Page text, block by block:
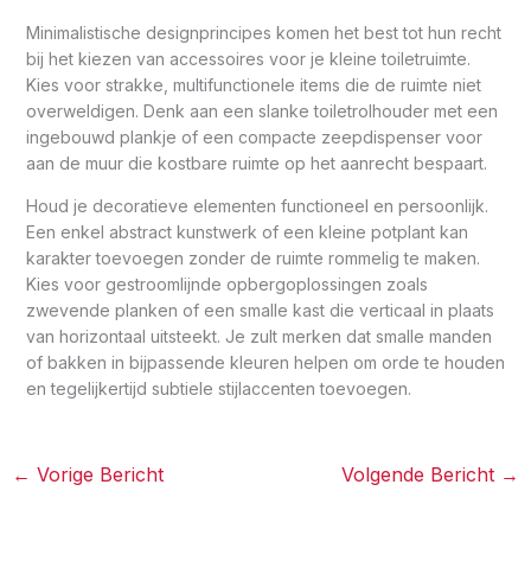
Minimalistische designprincipes komen het best tot hun recht
bij het kiezen van accessoires voor je kleine toiletruimte.
Kies voor strakke, multifunctionele items die de ruimte niet
overweldigen. Denk aan een slanke toiletrolhouder met een
ingebouwd plankje of een compacte zeepdispenser voor
aan de muur die kostbare ruimte op het aanrecht bespaart.
Houd je decoratieve elementen functioneel en persoonlijk.
Een enkel abstract kunstwerk of een kleine potplant kan
karakter toevoegen zonder de ruimte rommelig te maken.
Kies voor gestroomlijnde opbergoplossingen zoals
zwevende planken of een smalle kast die verticaal in plaats
van horizontaal uitsteekt. Je zult merken dat smalle manden
of bakken in bijpassende kleuren helpen om orde te houden
en tegelijkertijd subtiele stijlaccenten toevoegen.
← Vorige Bericht Volgende Bericht →